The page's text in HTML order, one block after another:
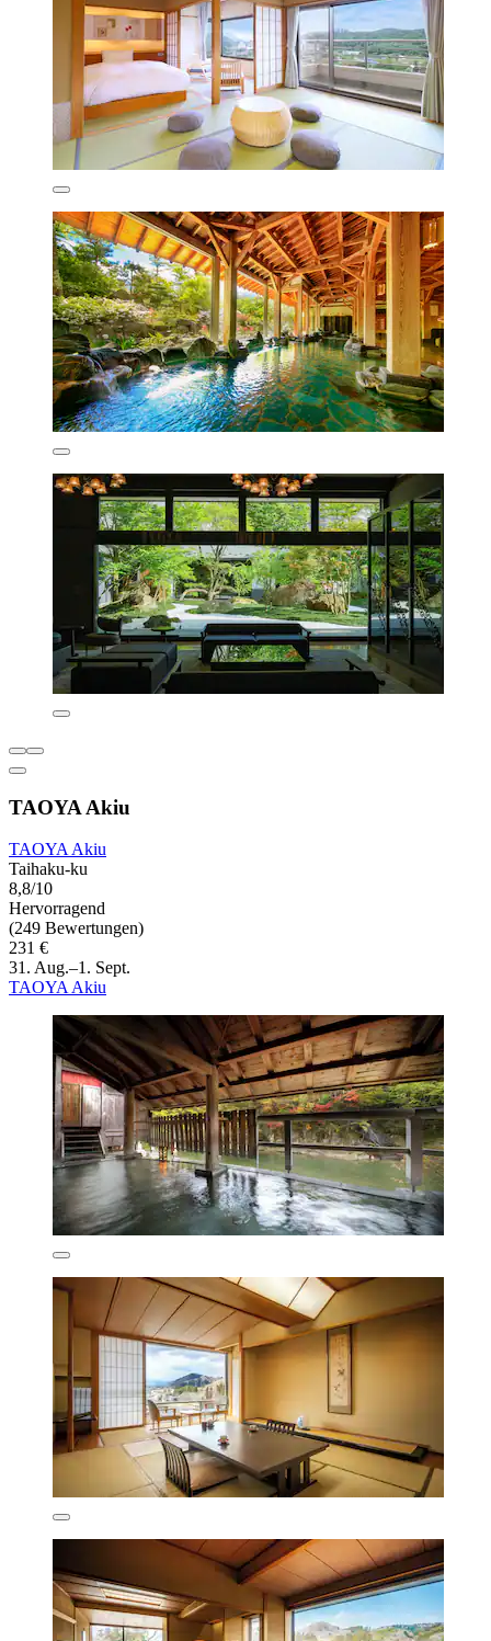
TAOYA Akiu
TAOYA Akiu
Taihaku-ku
8,8/10
Hervorragend
(249 Bewertungen)
231 €
31. Aug.–1. Sept.
TAOYA Akiu